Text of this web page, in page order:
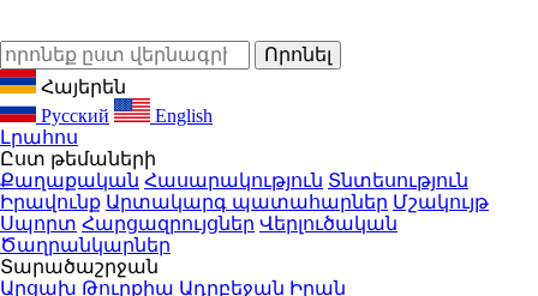
Հայերեն
Русский
English
Լրահոս
Ըստ թեմաների
Քաղաքական Հասարակություն Տնտեսություն
Իրավունք Արտակարգ պատահարներ Մշակույթ
Սպորտ Հարցազրույցներ Վերլուծական
Ծաղրանկարներ
Տարածաշրջան
Արցախ Թուրքիա Ադրբեջան Իրան